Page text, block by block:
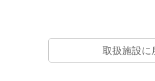
取扱施設に